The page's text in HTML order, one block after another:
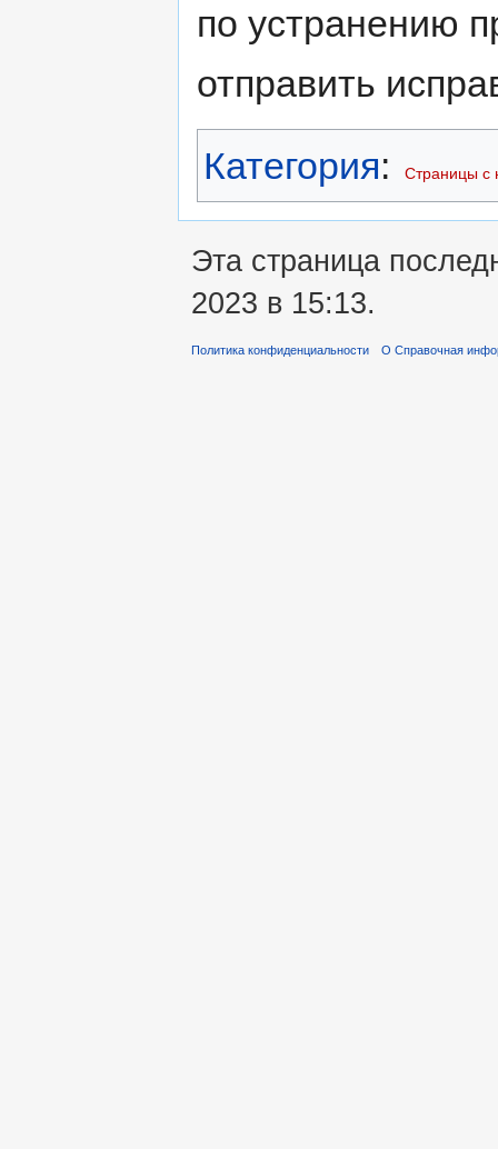
по устранению
отправить
Категория: Страницы с
Эта страница
2023 в 15:13.
Политика конфиденциальности О Справочная